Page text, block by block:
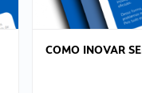
COMO INOVAR